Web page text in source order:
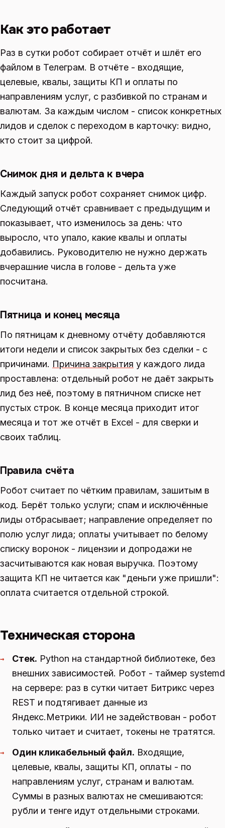
Как это работает
Раз в сутки робот собирает отчёт и шлёт его
файлом в Телеграм. В отчёте - входящие,
целевые, квалы, защиты КП и оплаты по
направлениям услуг, с разбивкой по странам и
валютам. За каждым числом - список конкретных
лидов и сделок с переходом в карточку: видно,
кто стоит за цифрой.
Снимок дня и дельта к вчера
Каждый запуск робот сохраняет снимок цифр.
Следующий отчёт сравнивает с предыдущим и
показывает, что изменилось за день: что
выросло, что упало, какие квалы и оплаты
добавились. Руководителю не нужно держать
вчерашние числа в голове - дельта уже
посчитана.
Пятница и конец месяца
По пятницам к дневному отчёту добавляются
итоги недели и список закрытых без сделки - с
причинами. Причина закрытия у каждого лида
проставлена: отдельный робот не даёт закрыть
лид без неё, поэтому в пятничном списке нет
пустых строк. В конце месяца приходит итог
месяца и тот же отчёт в Excel - для сверки и
своих таблиц.
Правила счёта
Робот считает по чётким правилам, зашитым в
код. Берёт только услуги; спам и исключённые
лиды отбрасывает; направление определяет по
полю услуг лида; оплаты учитывает по белому
списку воронок - лицензии и допродажи не
засчитываются как новая выручка. Поэтому
защита КП не читается как "деньги уже пришли":
оплата считается отдельной строкой.
Техническая сторона
→ Стек. Python на стандартной библиотеке, без
внешних зависимостей. Робот - таймер systemd
на сервере: раз в сутки читает Битрикс через
REST и подтягивает данные из
Яндекс.Метрики. ИИ не задействован - робот
только читает и считает, токены не тратятся.
→ Один кликабельный файл. Входящие,
целевые, квалы, защиты КП, оплаты - по
направлениям услуг, странам и валютам.
Суммы в разных валютах не смешиваются:
рубли и тенге идут отдельными строками.